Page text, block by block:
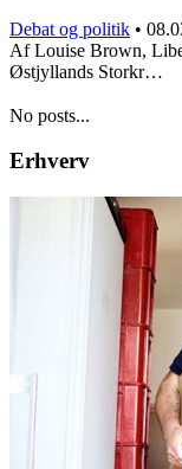
Debat og politik •
Af Louise Brown,
Østjyllands Storkr…
No posts...
Erhverv